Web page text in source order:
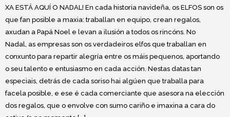
XA ESTÁ AQUÍ O NADAL! En cada historia navideña, os ELFOS son os
que fan posible a maxia: traballan en equipo, crean regalos,
axudan a Papá Noel e levan a ilusión a todos os rincóns. No
Nadal, as empresas son os verdadeiros elfos que traballan en
conxunto para repartir alegría entre os máis pequenos, aportando
o seu talento e entusiasmo en cada acción. Nestas datas tan
especiais, detrás de cada soriso hai algúen que traballa para
facela posible, e ese é cada comerciante que asesora na elección
dos regalos, que o envolve con sumo cariño e imaxina a cara do